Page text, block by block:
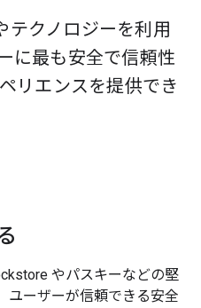
クノロジーを利用
に最も安全で信頼性
リエンスを提供でき
やパスキーなどの堅
ユーザーが信頼できる安全